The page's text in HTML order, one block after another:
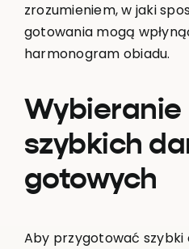
zrozumieniem, w jaki
gotowania mogą
harmonogram obiadu.
Wybieranie
szybkich
gotowych
Aby przygotować szybki